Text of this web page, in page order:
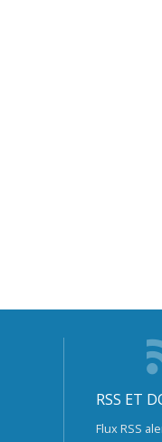
RSS ET
Flux RSS